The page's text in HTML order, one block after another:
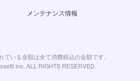
メンテナンス情報
ている金額は全て消費税込の金額です。
inc. ALL RIGHTS RESERVED.